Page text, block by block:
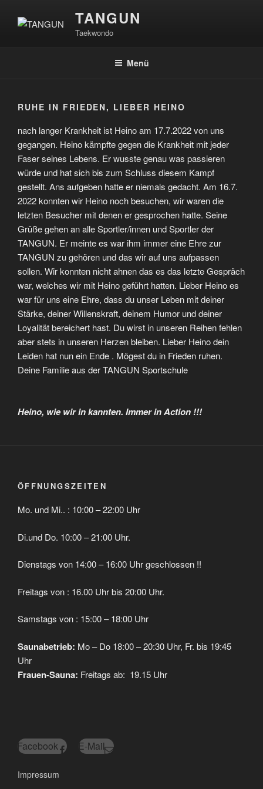
Inhalt
TANGUN
Taekwondo
Menü
RUHE IN FRIEDEN, LIEBER HEINO
nach langer Krankheit ist Heino am 17.7.2022 von uns
gegangen. Heino kämpfte gegen die Krankheit mit jeder
Faser seines Lebens. Er wusste genau was passieren
würde und hat sich bis zum Schluss diesem Kampf
gestellt. Ans aufgeben hatte er niemals gedacht. Am 16.7.
2022 konnten wir Heino noch besuchen, wir waren die
letzten Besucher mit denen er gesprochen hatte. Seine
Grüße gehen an alle Sportler/innen und Sportler der
TANGUN. Er meinte es war ihm immer eine Ehre zur
TANGUN zu gehören und das wir auf uns aufpassen
sollen. Wir konnten nicht ahnen das es das letzte Gespräch
war, welches wir mit Heino geführt hatten. Lieber Heino es
war für uns eine Ehre, dass du unser Leben mit deiner
Stärke, deiner Willenskraft, deinem Humor und deiner
Loyalität bereichert hast. Du wirst in unseren Reihen fehlen
aber stets in unseren Herzen bleiben. Lieber Heino dein
Leiden hat nun ein Ende . Mögest du in Frieden ruhen.
Deine Familie aus der TANGUN Sportschule
Heino, wie wir in kannten. Immer in Action !!!
ÖFFNUNGSZEITEN
Mo. und Mi.. : 10:00 – 22:00 Uhr
Di.und Do. 10:00 – 21:00 Uhr.
Dienstags von 14:00 – 16:00 Uhr geschlossen !!
Freitags von : 16.00 Uhr bis 20:00 Uhr.
Samstags von : 15:00 – 18:00 Uhr
Saunabetrieb: Mo – Do 18:00 – 20:30 Uhr, Fr. bis 19:45
Uhr
Frauen-Sauna: Freitags ab: 19.15 Uhr
Facebook E-Mail
Impressum